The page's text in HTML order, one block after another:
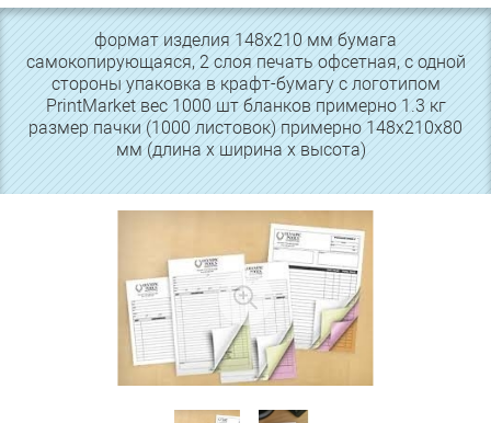
формат изделия 148х210 мм бумага
самокопирующаяся, 2 слоя печать офсетная, с одной
стороны упаковка в крафт-бумагу с логотипом
PrintMarket вес 1000 шт бланков примерно 1.3 кг
размер пачки (1000 листовок) примерно 148х210х80
мм (длина х ширина х высота)